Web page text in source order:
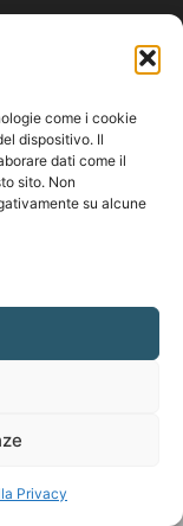
come i cookie
dispositivo. Il
dati come il
sito. Non
su alcune
Privacy